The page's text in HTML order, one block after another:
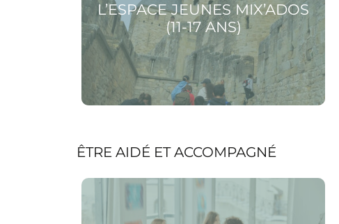
L’ESPACE JEUNES MIX’ADOS
(11-17 ANS)
ÊTRE AIDÉ ET ACCOMPAGNÉ
Voir la page Accompagnement à la scolarité
(collège/lycée)